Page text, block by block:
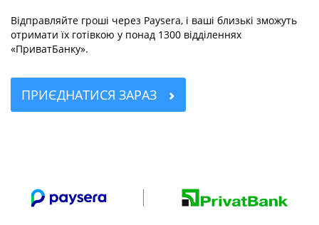
Відправляйте гроші через Paysera, і ваші близькі зможуть
отримати їх готівкою у понад 1300 відділеннях
«ПриватБанку».
ПРИЄДНАТИСЯ ЗАРАЗ